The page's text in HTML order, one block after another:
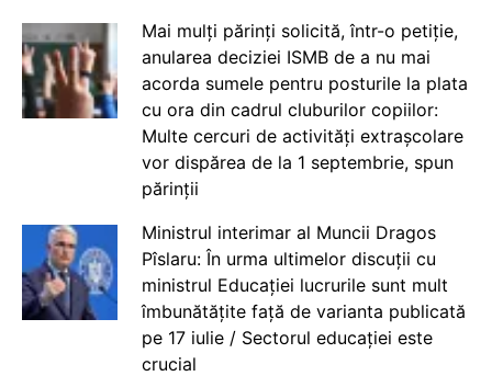
Mai mulți părinți solicită, într-o petiție,
anularea deciziei ISMB de a nu mai
acorda sumele pentru posturile la plata
cu ora din cadrul cluburilor copiilor:
Multe cercuri de activități extrașcolare
vor dispărea de la 1 septembrie, spun
părinții
Ministrul interimar al Muncii Dragos
Pîslaru: În urma ultimelor discuții cu
ministrul Educației lucrurile sunt mult
îmbunătățite față de varianta publicată
pe 17 iulie / Sectorul educației este
crucial